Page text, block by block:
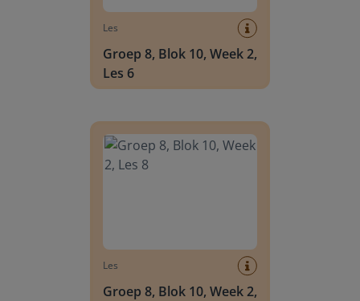
Les
Groep 8, Blok 10, Week 2,
Les 6
Les
Groep 8, Blok 10, Week 2,